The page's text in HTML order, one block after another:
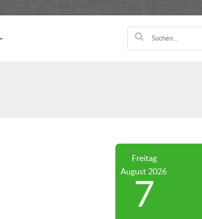
Freitag
August 2026
7